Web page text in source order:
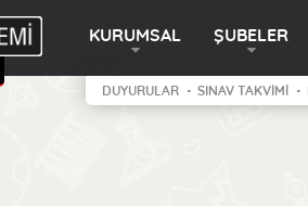
KURUMSAL ŞUBELER
DUYURULAR SINAV TAKVİMİ